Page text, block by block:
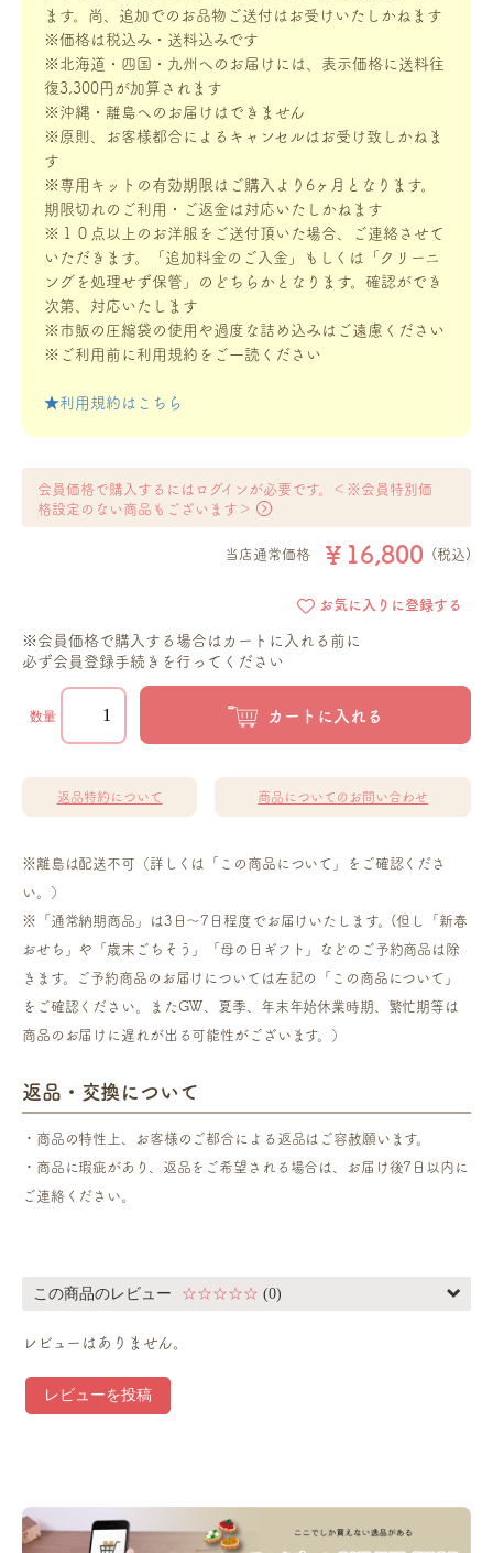
ます。尚、追加でのお品物ご送付はお受けいたしかねます
※価格は税込み・送料込みです
※北海道・四国・九州へのお届けには、表示価格に送料往
復3,300円が加算されます
※沖縄・離島へのお届けはできません
※原則、お客様都合によるキャンセルはお受け致しかねま
す
※専用キットの有効期限はご購入より6ヶ月となります。
期限切れのご利用・ご返金は対応いたしかねます
※１０点以上のお洋服をご送付頂いた場合、ご連絡させて
いただきます。「追加料金のご入金」もしくは「クリーニ
ングを処理せず保管」のどちらかとなります。確認ができ
次第、対応いたします
※市販の圧縮袋の使用や過度な詰め込みはご遠慮ください
※ご利用前に利用規約をご一読ください
★利用規約はこちら
会員価格で購入するにはログインが必要です。＜※会員特別価
格設定のない商品もございます＞
当店通常価格 ￥16,800 (税込)
お気に入りに登録する
※会員価格で購入する場合はカートに入れる前に
必ず会員登録手続きを行ってください
数量 カートに入れる
返品特約について 商品についてのお問い合わせ
※離島は配送不可（詳しくは「この商品について」をご確認くださ
い。）
※「通常納期商品」は3日～7日程度でお届けいたします。(但し「新春
おせち」や「歳末ごちそう」「母の日ギフト」などのご予約商品は除
きます。ご予約商品のお届けについては左記の「この商品について」
をご確認ください。またGW、夏季、年末年始休業時期、繁忙期等は
商品のお届けに遅れが出る可能性がございます。）
返品・交換について
・商品の特性上、お客様のご都合による返品はご容赦願います。
・商品に瑕疵があり、返品をご希望される場合は、お届け後7日以内に
ご連絡ください。
この商品のレビュー ☆☆☆☆☆ (0)
レビューはありません。
レビューを投稿